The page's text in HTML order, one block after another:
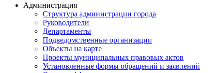
Администрация
Структура администрации города
Руководители
Департаменты
Подведомственные организации
Объекты на карте
Проекты муниципальных правовых актов
Установленные формы обращений и заявлений